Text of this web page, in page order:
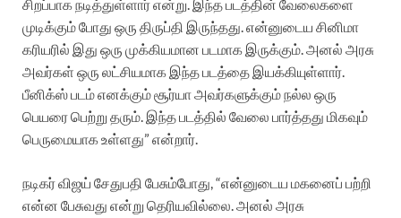
சிறப்பாக நடித்துள்ளார் என்று. இந்த படத்தின் வேலைகளை
முடிக்கும் போது ஒரு திருப்தி இருந்தது. என்னுடைய சினிமா
கரியரில் இது ஒரு முக்கியமான படமாக இருக்கும். அனல் அரசு
அவர்கள் ஒரு லட்சியமாக இந்த படத்தை இயக்கியுள்ளார்.
பீனிக்ஸ் படம் எனக்கும் சூர்யா அவர்களுக்கும் நல்ல ஒரு
பெயரை பெற்று தரும். இந்த படத்தில் வேலை பார்த்தது மிகவும்
பெருமையாக உள்ளது” என்றார்.
நடிகர் விஜய் சேதுபதி பேசும்போது, “என்னுடைய மகனைப் பற்றி
என்ன பேசுவது என்று தெரியவில்லை. அனல் அரசு